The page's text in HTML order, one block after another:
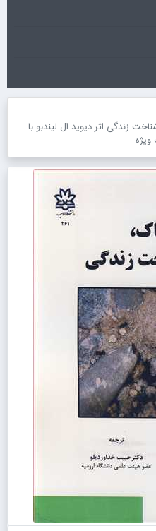
زندگی اثر دیوید ال لیندبو با